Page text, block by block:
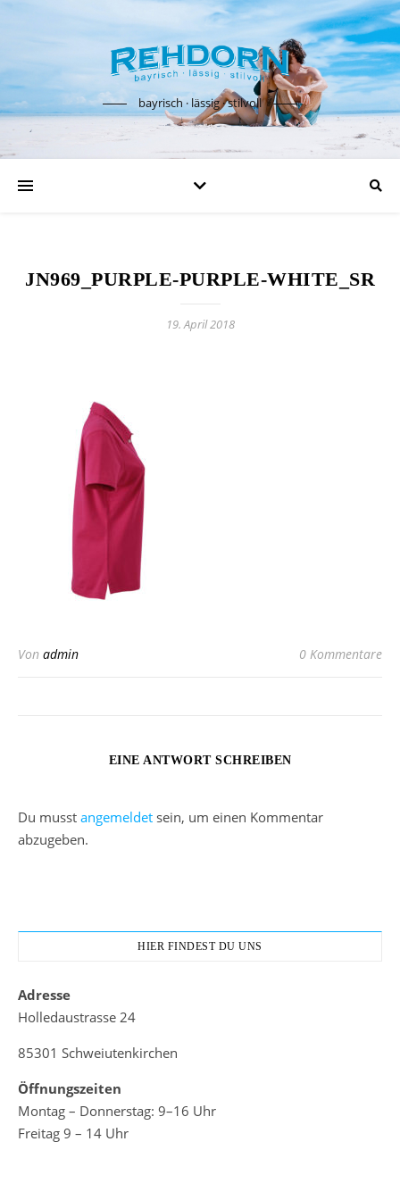
bayrisch · lässig · stilvoll
JN969_PURPLE-PURPLE-WHITE_SR
19. April 2018
Von admin 0 Kommentare
EINE ANTWORT SCHREIBEN
Du musst angemeldet sein, um einen Kommentar
abzugeben.
HIER FINDEST DU UNS
Adresse
Holledaustrasse 24
85301 Schweiutenkirchen
Öffnungszeiten
Montag – Donnerstag: 9–16 Uhr
Freitag 9 – 14 Uhr